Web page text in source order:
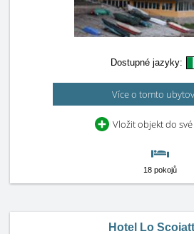
Dostupné jazyky:
Více o tomto
Vložit objekt do
18 pokojů
Hotel Lo